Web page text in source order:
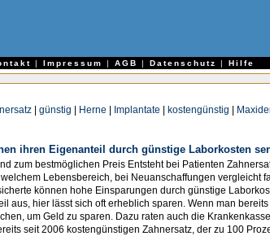
| Impressum | AGB | Datenschutz | Hilfe
| günstig | Herne | Implantate | kostengünstig |
ihren Eigenanteil durch günstige Laborkosten
zum bestmöglichen Preis Entsteht bei Patienten
Lebensbereich, bei Neuanschaffungen vergleicht
können hohe Einsparungen durch günstige
aus, hier lässt sich oft erheblich sparen. Wenn man
um Geld zu sparen. Dazu raten auch die
seit 2006 kostengünstigen Zahnersatz, der zu 100